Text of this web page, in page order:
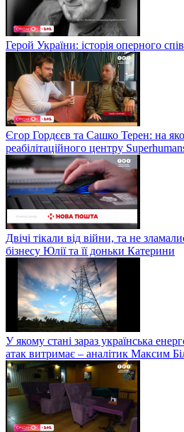
Герой України: історія оперного
Єгор Гордєєв та Сашко Терен: на
реабілітаційного центру
Двічі тікали від війни, та не
бізнесу Юлії та її доньки Катерини
У якому стані зараз українська
атак витримає – аналітик Максим